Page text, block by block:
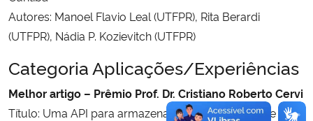
Autores: Manoel Flavio Leal (UTFPR), Rita Berardi
(UTFPR), Nádia P. Kozievitch (UTFPR)
Categoria Aplicações/Experiências
Melhor artigo – Prêmio Prof. Dr. Cristiano Roberto Cervi
Título: Uma API para armazenamento distribuído de